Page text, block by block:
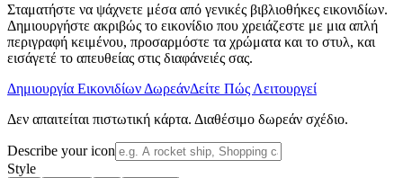
Σταματήστε να ψάχνετε μέσα από γενικές βιβλιοθήκες εικονιδίων.
Δημιουργήστε ακριβώς το εικονίδιο που χρειάζεστε με μια απλή
περιγραφή κειμένου, προσαρμόστε τα χρώματα και το στυλ, και
εισάγετέ το απευθείας στις διαφάνειές σας.
Δημιουργία Εικονιδίων ΔωρεάνΔείτε Πώς Λειτουργεί
Δεν απαιτείται πιστωτική κάρτα. Διαθέσιμο δωρεάν σχέδιο.
Describe your icon
Style